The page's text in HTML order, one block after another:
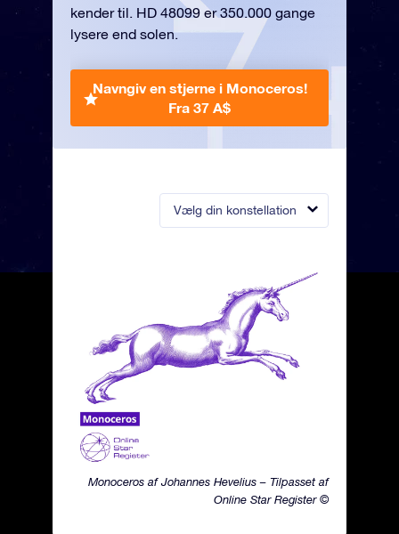
Vælg din konstellation
Monoceros af Johannes Hevelius – Tilpasset af
Online Star Register ©
kender til. HD 48099 er 350.000 gange
lysere end solen.
Navngiv en stjerne i Monoceros!
Fra 37 A$